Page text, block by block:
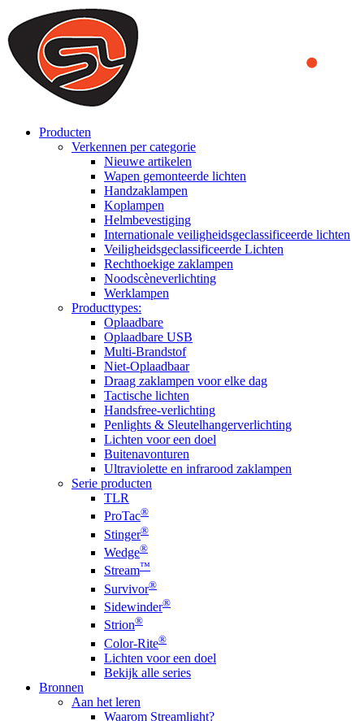
We use cookies to ensure that we provide you the best experience
on our website. By continuing to browse this website, you accept
that cookies are used to help us analyze how the website is used and
to offer you a better experience. To learn more or to find out how
you can disable cookies, you can access our
Producten
Verkennen per categorie
Nieuwe artikelen
Wapen gemonteerde lichten
Handzaklampen
Koplampen
Helmbevestiging
Internationale veiligheidsgeclassificeerde lichten
Veiligheidsgeclassificeerde Lichten
Rechthoekige zaklampen
Noodscèneverlichting
Werklampen
Producttypes:
Oplaadbare
Oplaadbare USB
Multi-Brandstof
Niet-Oplaadbaar
Draag zaklampen voor elke dag
Tactische lichten
Handsfree-verlichting
Penlights & Sleutelhangerverlichting
Lichten voor een doel
Buitenavonturen
Ultraviolette en infrarood zaklampen
Serie producten
TLR
ProTac®
Stinger®
Wedge®
Stream™
Survivor®
Sidewinder®
Strion®
Color-Rite®
Lichten voor een doel
Bekijk alle series
Bronnen
Aan het leren
Waarom Streamlight?